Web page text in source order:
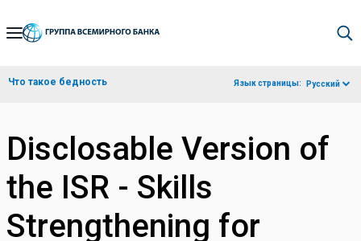
Skip
Navigation
Что такое бедность Язык страницы: Русский
Disclosable Version of
the ISR - Skills
Strengthening for